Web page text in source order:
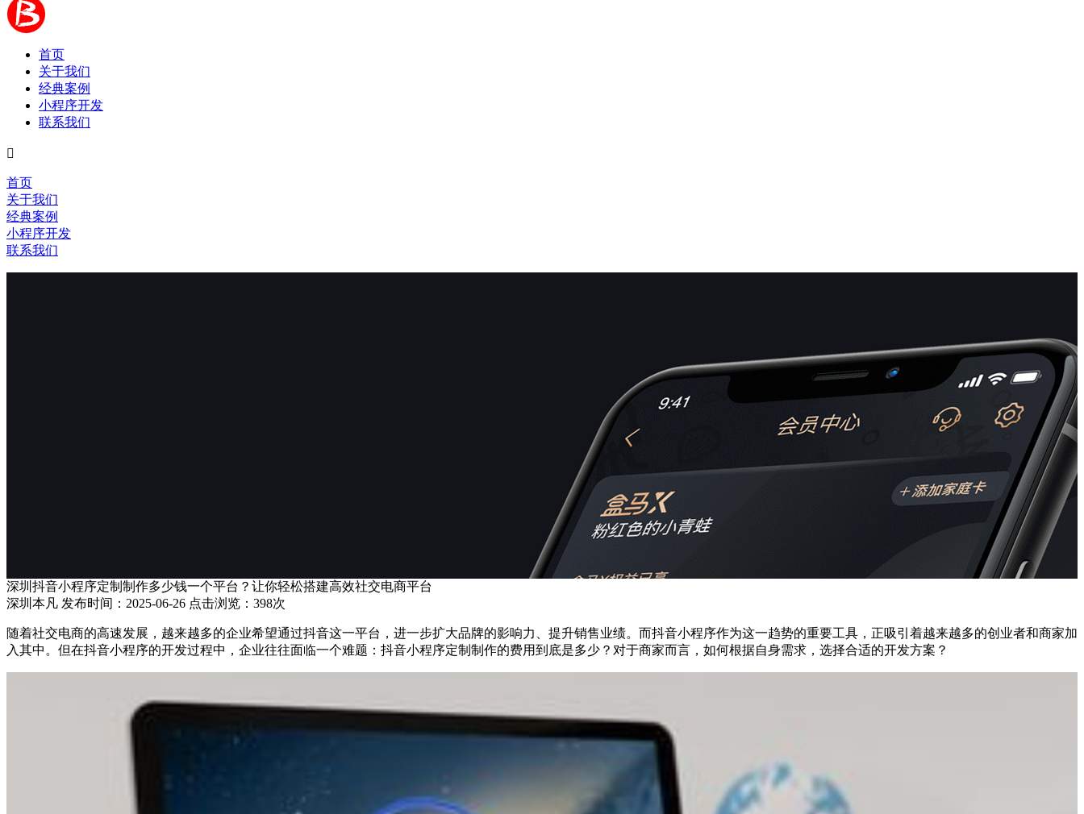
首页
关于我们
经典案例
小程序开发
联系我们

首页
关于我们
经典案例
小程序开发
联系我们
深圳抖音小程序定制制作多少钱一个平台？让你轻松搭建高效社交电商平台
深圳本凡 发布时间：2025-06-26 点击浏览：398次
随着社交电商的高速发展，越来越多的企业希望通过抖音这一平台，进一步扩大品牌的影响力、提升销售业绩。而抖音小程序作为这一趋势的重要工具，正吸引着越来越多的创业者和商家加
入其中。但在抖音小程序的开发过程中，企业往往面临一个难题：抖音小程序定制制作的费用到底是多少？对于商家而言，如何根据自身需求，选择合适的开发方案？